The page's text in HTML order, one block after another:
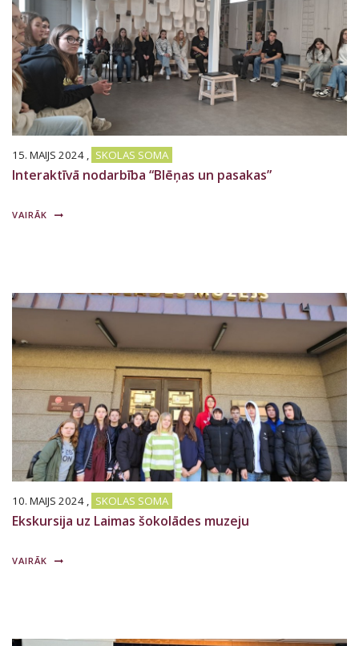
15. MAIJS 2024 , SKOLAS SOMA
Interaktīvā nodarbība “Blēņas un pasakas”
VAIRĀK
10. MAIJS 2024 , SKOLAS SOMA
Ekskursija uz Laimas šokolādes muzeju
VAIRĀK